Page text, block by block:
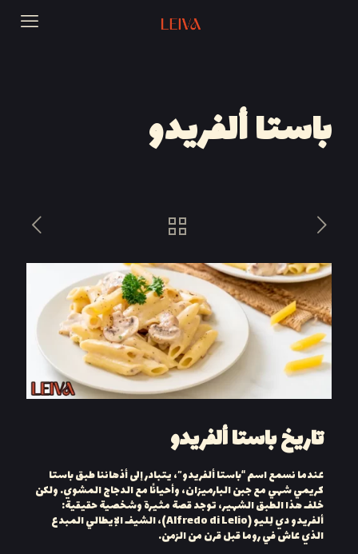
باستا ألفريدو
تاريخ باستا ألفريدو
عندما نسمع اسم “باستا ألفريدو”، يتبادر إلى أذهاننا طبق باستا
كريمي شهي مع جبن البارميزان، وأحيانًا مع الدجاج المشوي. ولكن
خلف هذا الطبق الشهير، توجد قصة مثيرة وشخصية حقيقية:
ألفريدو دي لِليو (Alfredo di Lelio)، الشيف الإيطالي المبدع
الذي عاش في روما قبل قرن من الزمن.